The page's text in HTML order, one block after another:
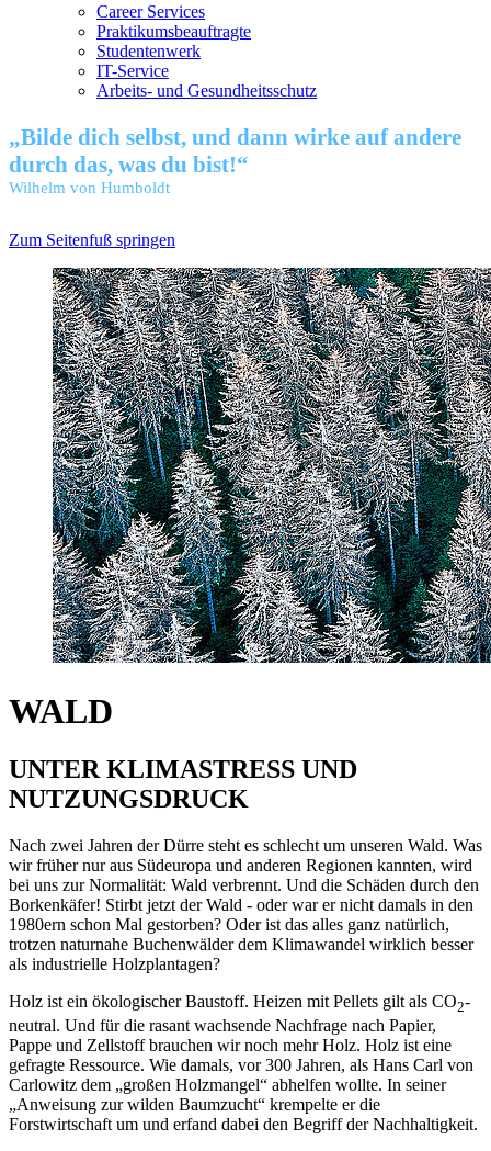
Career Services
Praktikumsbeauftragte
Studentenwerk
IT-Service
Arbeits- und Gesundheitsschutz
„Bilde dich selbst, und dann wirke auf andere
durch das, was du bist!“
Wilhelm von Humboldt
Zum Seitenfuß springen
WALD
UNTER KLIMASTRESS UND
NUTZUNGSDRUCK
Nach zwei Jahren der Dürre steht es schlecht um unseren Wald. Was
wir früher nur aus Südeuropa und anderen Regionen kannten, wird
bei uns zur Normalität: Wald verbrennt. Und die Schäden durch den
Borkenkäfer! Stirbt jetzt der Wald - oder war er nicht damals in den
1980ern schon Mal gestorben? Oder ist das alles ganz natürlich,
trotzen naturnahe Buchenwälder dem Klimawandel wirklich besser
als industrielle Holzplantagen?
Holz ist ein ökologischer Baustoff. Heizen mit Pellets gilt als CO2-
neutral. Und für die rasant wachsende Nachfrage nach Papier,
Pappe und Zellstoff brauchen wir noch mehr Holz. Holz ist eine
gefragte Ressource. Wie damals, vor 300 Jahren, als Hans Carl von
Carlowitz dem „großen Holzmangel“ abhelfen wollte. In seiner
„Anweisung zur wilden Baumzucht“ krempelte er die
Forstwirtschaft um und erfand dabei den Begriff der Nachhaltigkeit.